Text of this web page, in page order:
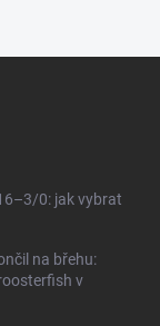
0: jak vybrat
na břehu:
v